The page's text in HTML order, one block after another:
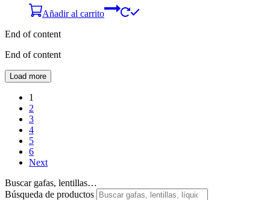
Añadir al carrito
End of content
End of content
Load more
1
2
3
4
5
6
Next
Buscar gafas, lentillas…
Búsqueda de productos